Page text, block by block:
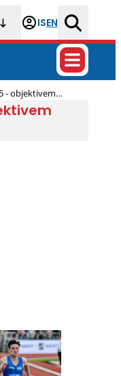
ISEN
- objektivem…